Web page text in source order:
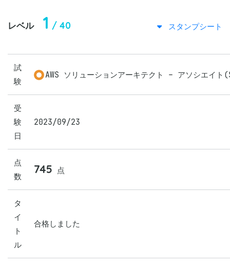
レベル 1 / 40 スタンプシート
試
験
AWS ソリューションアーキテクト - アソシエイト
受
験
日
2023/09/23
点
数
745 点
タ
イ
ト
ル
合格しました